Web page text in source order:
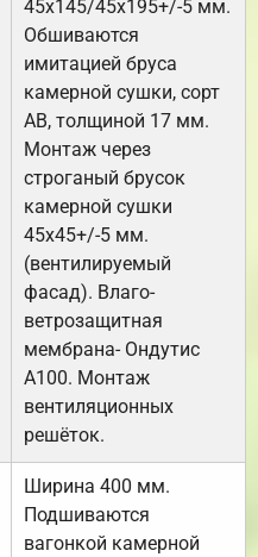
45х145/45х195+/-5 мм.
Обшиваются
имитацией бруса
камерной сушки, сорт
АВ, толщиной 17 мм.
Монтаж через
строганый брусок
камерной сушки
45х45+/-5 мм.
(вентилируемый
фасад). Влаго-
ветрозащитная
мембрана- Ондутис
А100. Монтаж
вентиляционных
решёток.
Ширина 400 мм.
Подшиваются
вагонкой камерной